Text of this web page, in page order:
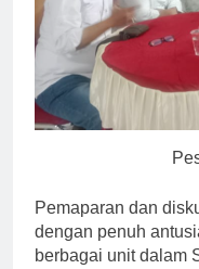
Pemaparan dan
dengan penuh
berbagai unit dalam